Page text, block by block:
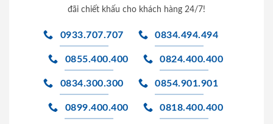
đãi chiết khấu cho khách hàng 24/7!
0933.707.707 0834.494.494
0855.400.400 0824.400.400
0834.300.300 0854.901.901
0899.400.400 0818.400.400